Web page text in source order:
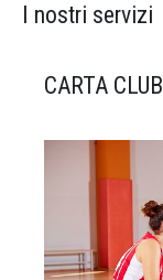
I nostri servizi
CARTA CLUB